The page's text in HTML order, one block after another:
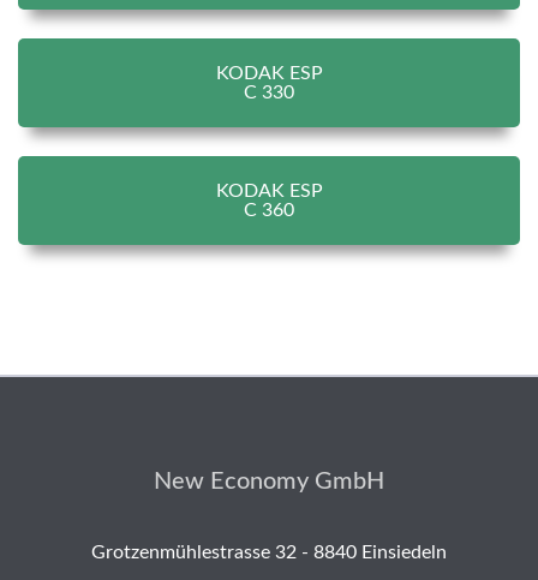
KODAK ESP
C 330
KODAK ESP
C 360
New Economy GmbH
Grotzenmühlestrasse 32 - 8840 Einsiedeln